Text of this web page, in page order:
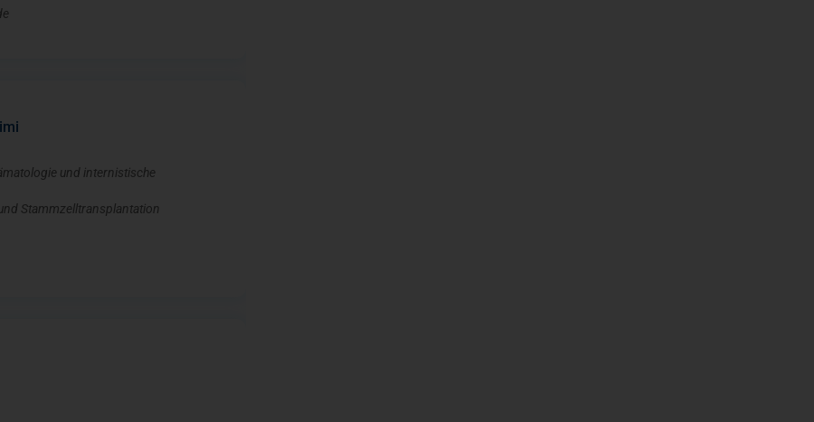
und internistische
Stammzelltransplantation